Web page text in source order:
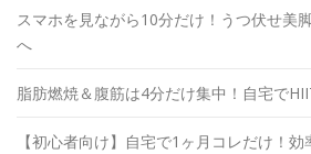
スマホを見ながら10分だけ！うつ伏せ美
へ
脂肪燃焼＆腹筋は4分だけ集中！自宅で
【初心者向け】自宅で1ヶ月コレだけ！